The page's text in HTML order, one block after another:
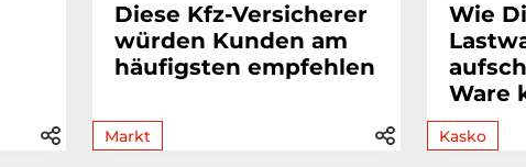
Diese Kfz-Versicherer
würden Kunden am
häufigsten empfehlen
Markt
Wie
Ware
Kasko